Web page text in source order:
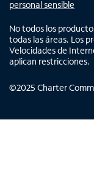
personal sensible
No todos los
todas las áreas. Los
Velocidades de
aplican restricciones.
©2025 Charter